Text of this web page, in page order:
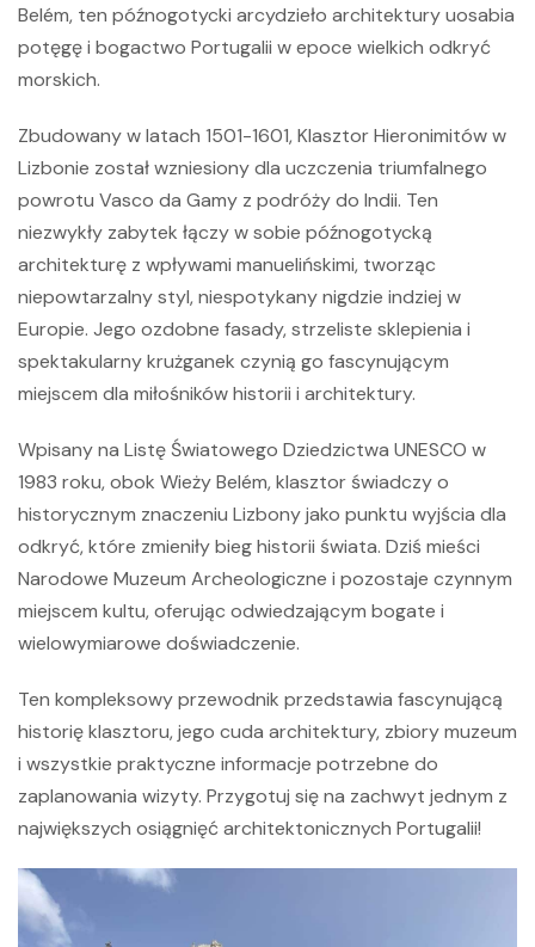
Belém, ten późnogotycki arcydzieło architektury uosabia
potęgę i bogactwo Portugalii w epoce wielkich odkryć
morskich.
Zbudowany w latach 1501-1601,Klasztor Hieronimitów w
Lizbonie został wzniesiony dla uczczenia triumfalnego
powrotu Vasco da Gamy z podróży do Indii. Ten
niezwykły zabytek łączy w sobie późnogotycką
architekturę z wpływami manuelińskimi, tworząc
niepowtarzalny styl, niespotykany nigdzie indziej w
Europie. Jego ozdobne fasady, strzeliste sklepienia i
spektakularny krużganek czynią go fascynującym
miejscem dla miłośników historii i architektury.
Wpisany na Listę Światowego Dziedzictwa UNESCO w
1983 roku, obok Wieży Belém, klasztor świadczy o
historycznym znaczeniu Lizbony jako punktu wyjścia dla
odkryć, które zmieniły bieg historii świata. Dziś mieści
Narodowe Muzeum Archeologiczne i pozostaje czynnym
miejscem kultu, oferując odwiedzającym bogate i
wielowymiarowe doświadczenie.
Ten kompleksowy przewodnik przedstawia fascynującą
historię klasztoru, jego cuda architektury, zbiory muzeum
i wszystkie praktyczne informacje potrzebne do
zaplanowania wizyty. Przygotuj się na zachwyt jednym z
największych osiągnięć architektonicznych Portugalii!